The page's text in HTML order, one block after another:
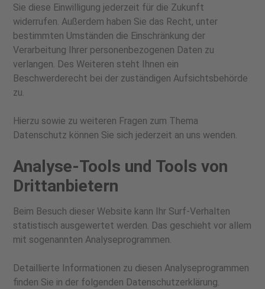
Sie diese Einwilligung jederzeit für die Zukunft
widerrufen. Außerdem haben Sie das Recht, unter
bestimmten Umständen die Einschränkung der
Verarbeitung Ihrer personenbezogenen Daten zu
verlangen. Des Weiteren steht Ihnen ein
Beschwerderecht bei der zuständigen Aufsichtsbehörde
zu.
Hierzu sowie zu weiteren Fragen zum Thema
Datenschutz können Sie sich jederzeit an uns wenden.
Analyse-Tools und Tools von
Dritt­anbietern
Beim Besuch dieser Website kann Ihr Surf-Verhalten
statistisch ausgewertet werden. Das geschieht vor allem
mit sogenannten Analyseprogrammen.
Detaillierte Informationen zu diesen Analyseprogrammen
finden Sie in der folgenden Datenschutzerklärung.